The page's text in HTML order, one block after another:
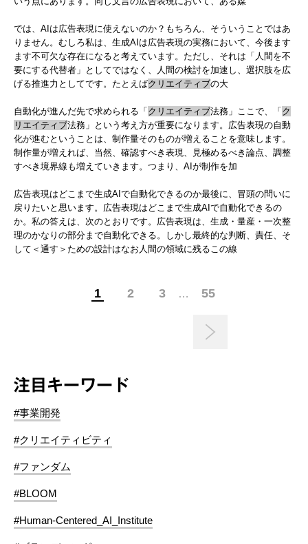
では、AIは広告表現に使えないのか？もちろん、そういうことではあ
りません。むしろ私は、生成AIは広告表現の実務において、今後ます
ます不可欠な存在になると考えています。ただし、それは「人間を不
要にする代替者」としてではなく、人間の検討を加速し、選択肢を広
げる推進力としてです。たとえばクリエイティブの大
自動化が進んだ先で求められる「 クリエイティブ法務」ここで、「 ク
リエイティブ法務」という考え方が重要になります。広告表現の自動
化が進むということは、制作量そのものが増えることを意味します。
制作量が増えれば、当然、確認すべき表現、見極めるべき論点、調整
すべき境界線も増えていきます。つまり、AIが制作を加
広告表現はどこまで生成AIで自動化できるのか最後に、冒頭の問いに
戻りたいと思います。広告表現はどこまで生成AIで自動化できるの
か。私の答えは、次のとおりです。広告表現は、生成・量産・一次整
理のかなりの部分まで自動化できる。しかし最終的な判断、責任、そ
して＜通す＞ための設計はなお人間の領域に残るこの線
1 2 3 … 55
注目キーワード
#事業開発
#クリエイティビティ
#ファンダム
#BLOOM
#Human-Centered_AI_Institute